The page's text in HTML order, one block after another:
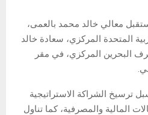
/ وام / استقبل معالي خالد محمد بالعمى،
المتحدة المركزي، سعادة خالد
البحرين المركزي، في مقر
ترسيخ الشراكة الاستراتيجية
المالية والمصرفية، كما تناول